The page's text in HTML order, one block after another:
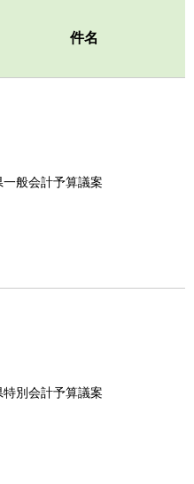
件名
般会計予算議案
別会計予算議案